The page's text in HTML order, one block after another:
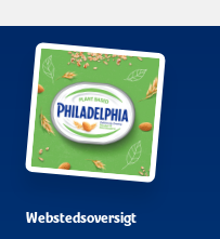
Webstedsoversigt